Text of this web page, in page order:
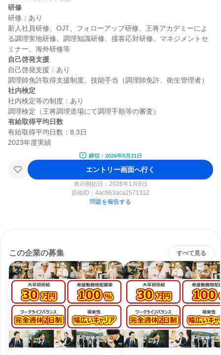
研修
研修：あり
新人社員研修、OJT、フォローアップ研修、王将アカデミーによ
る調理実地研修、調理知識研修、接客応対研修、マネジメントセ
自己啓発支援
自己啓発支援：あり
社内検定
社内検定等の制度：あり
有給取得平均日数
有給取得平均日数：8.3日
締切：2026年8月31日
エントリー画面へ行く
表示開始日：2026年1月8日
原稿ID： 4ac963aca2571312
問題を報告する
この企業の募集 すべて見る